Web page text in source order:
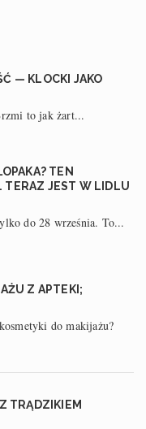
— KLOCKI JAKO
to jak żart...
TEN
TERAZ JEST W LIDLU
do 28 września. To...
Z APTEKI;
do makijażu?
TRĄDZIKIEM